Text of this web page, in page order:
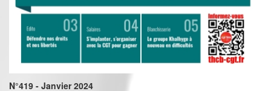
N°419 - Janvier 2024